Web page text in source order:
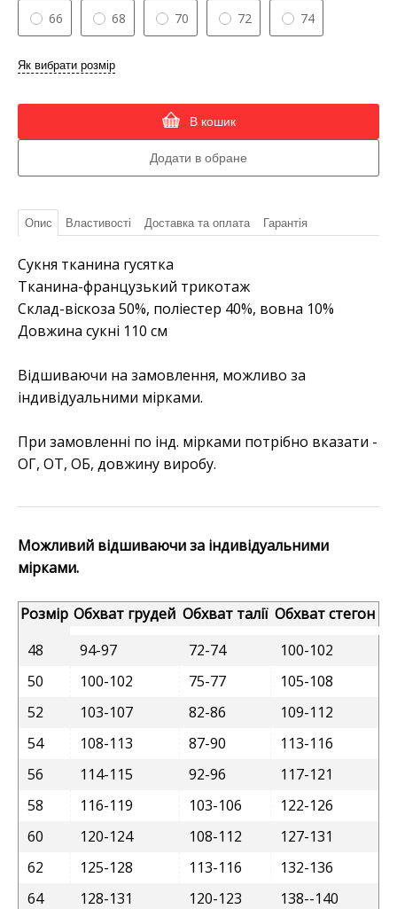
66 68 70 72 74
Як вибрати розмір
В кошик
Опис Властивості Доставка та оплата Гарантія
Сукня тканина гусятка
Тканина-французький трикотаж
Склад-віскоза 50%, поліестер 40%, вовна 10%
Довжина сукні 110 см
Відшиваючи на замовлення, можливо за
індивідуальними мірками.
При замовленні по інд. мірками потрібно вказати -
ОГ, ОТ, ОБ, довжину виробу.
Можливий відшиваючи за індивідуальними
мірками.
Розмір Обхват грудей Обхват талії Обхват стегон
48
94-97 72-74
100-102
50
100-102 75-77
105-108
52
103-107 82-86
109-112
54
108-113 87-90
113-116
56
114-115 92-96
117-121
58
116-119 103-106
122-126
60
120-124 108-112
127-131
62
125-128 113-116
132-136
64
128-131 120-123
138--140